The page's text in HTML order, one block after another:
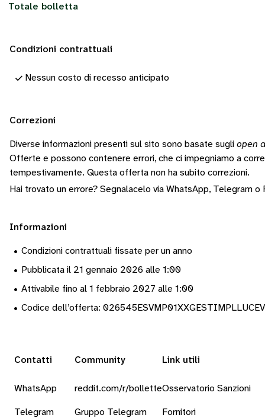
Totale bolletta
Condizioni contrattuali
Nessun costo di recesso anticipato
Correzioni
Diverse informazioni presenti sul sito sono basate sugli open
Offerte e possono contenere errori, che ci impegniamo a
tempestivamente. Questa offerta non ha subito correzioni.
Hai trovato un errore? Segnalacelo via WhatsApp, Telegram o
Informazioni
• Condizioni contrattuali fissate per un anno
• Pubblicata il 21 gennaio 2026 alle 1:00
• Attivabile fino al 1 febbraio 2027 alle 1:00
• Codice dell’offerta:
Contatti
WhatsApp
Telegram
Community
reddit.com/r/bollette
Gruppo Telegram
Link utili
Osservatorio Sanzioni
Fornitori